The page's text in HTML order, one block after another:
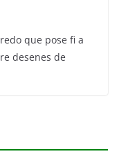
que pose fi a
desenes de